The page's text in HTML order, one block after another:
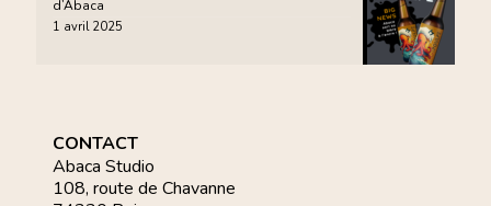
d’Abaca
1 avril 2025
CONTACT
Abaca Studio
108, route de Chavanne